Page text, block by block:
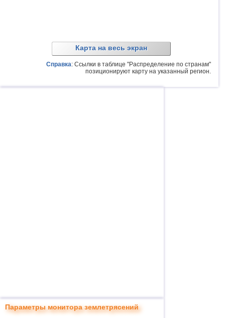
Карта на весь экран
Справка: Ссылки в таблице "Распределение по странам"
позиционируют карту на указанный регион.
Параметры монитора землетрясений